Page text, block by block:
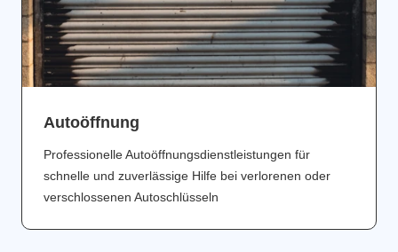
Аutoöffnung
Professionelle Autoöffnungsdienstleistungen für
schnelle und zuverlässige Hilfe bei verlorenen oder
verschlossenen Autoschlüsseln